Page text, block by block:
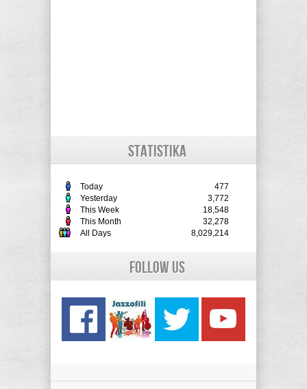
STATISTIKA
Today
477
Yesterday
3,772
This Week
18,548
This Month
32,278
All Days
8,029,214
Follow Us